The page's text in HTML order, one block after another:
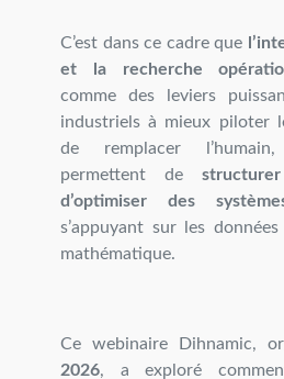
C’est dans ce cadre que
et la recherche
comme des leviers
industriels à mieux piloter
de remplacer
permettent de
d’optimiser des
s’appuyant sur les
mathématique.
Ce webinaire Dihnamic,
2026, a exploré